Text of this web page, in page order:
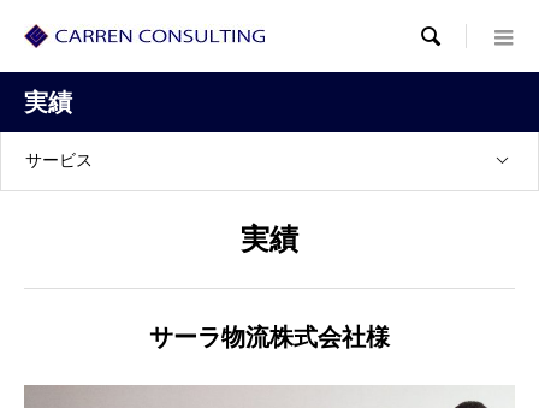

実績
サービス
実績
サーラ物流株式会社様